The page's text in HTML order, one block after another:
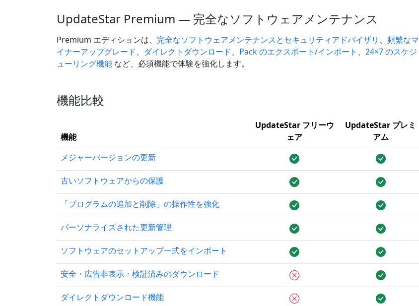
UpdateStar Premium — 完全なソフトウェアメンテナンス
Premium エディションは、 完全なソフトウェアメンテナンスとセキュリティアドバイザリ 、 頻繁なマ
イナーアップグレード、 ダイレクトダウンロード、 Pack のエクスポート/インポート 、 24×7 のスケジ
ューリング機能 など、必須機能で体験を強化します。
機能比較
機能
UpdateStar フリーウ
ェア
UpdateStar プレミ
アム
メジャーバージョンの更新
古いソフトウェアからの保護
「プログラムの追加と削除」の操作性を強化
パーソナライズされた更新管理
ソフトウェアのセットアップ一式をインポート
安全・広告非表示・検証済みのダウンロード
ダイレクトダウンロード機能